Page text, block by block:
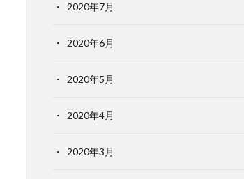
2020年7月
2020年6月
2020年5月
2020年4月
2020年3月